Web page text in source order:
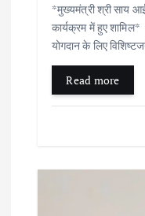
*मुख्यमंत्री श्री साय
कार्यक्रम में हुए शामिल*
योगदान के लिए
Read more